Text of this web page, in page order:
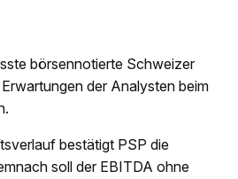
börsennotierte Schweizer
der Analysten beim
bestätigt PSP die
soll der EBITDA ohne